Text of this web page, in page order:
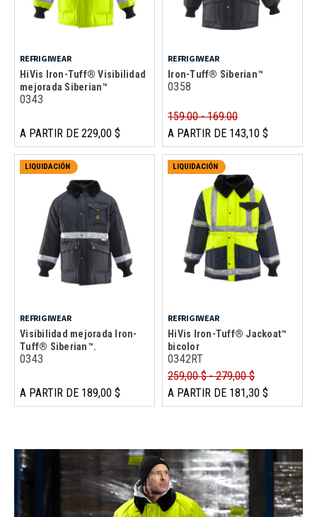
REFRIGIWEAR
HiVis Iron-Tuff® Visibilidad
mejorada Siberian™
0343
A PARTIR DE 229,00 $
REFRIGIWEAR
Iron-Tuff® Siberian™
0358
159.00 - 169.00
A PARTIR DE 143,10 $
LIQUIDACIÓN
REFRIGIWEAR
Visibilidad mejorada Iron-
Tuff® Siberian™.
0343
A PARTIR DE 189,00 $
LIQUIDACIÓN
REFRIGIWEAR
HiVis Iron-Tuff® Jackoat™
bicolor
0342RT
259,00 $ - 279,00 $
A PARTIR DE 181,30 $